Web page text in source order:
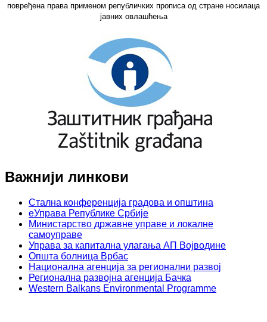
повређена права применом републичких прописа од стране носилаца
јавних овлашћења
Важнији линкови
Стална конференција градова и општина
еУправа Републике Србије
Министарство државне управе и локалне
самоуправе
Управа за капитална улагања АП Војводине
Општа болница Врбас
Национална агенција за регионални развој
Регионална развојна агенција Бачка
Western Balkans Environmental Programme